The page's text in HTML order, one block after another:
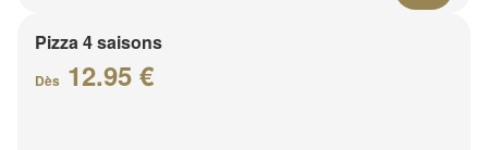
Pizza 4 saisons
Dès 12.95 €